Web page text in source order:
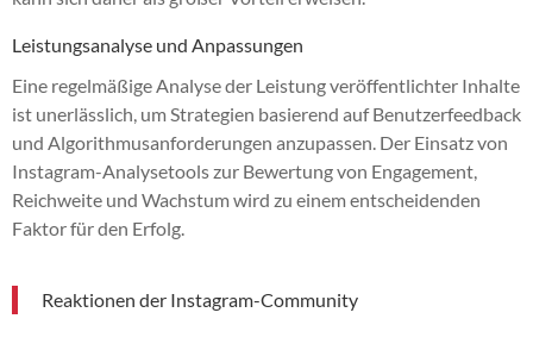
Leistungsanalyse und Anpassungen
Eine regelmäßige Analyse der Leistung veröffentlichter Inhalte
ist unerlässlich, um Strategien basierend auf Benutzerfeedback
und Algorithmusanforderungen anzupassen. Der Einsatz von
Instagram-Analysetools zur Bewertung von Engagement,
Reichweite und Wachstum wird zu einem entscheidenden
Faktor für den Erfolg.
Reaktionen der Instagram-Community